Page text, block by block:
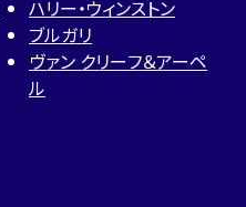
ハリー・ウィンストン
ブルガリ
ヴァン クリーフ＆アーペ
ル